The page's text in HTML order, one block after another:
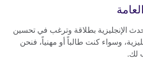
الإنجليزية بطلاقة وترغب في تحسين
وسواء كنت طالباً أو مهنياً، فنحن
لك.